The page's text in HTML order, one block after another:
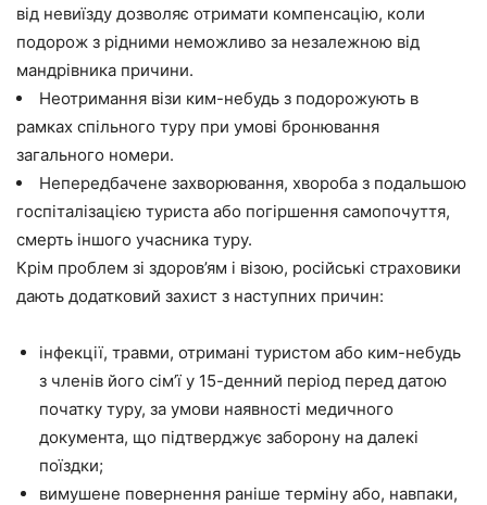
від невиїзду дозволяє отримати компенсацію, коли
подорож з рідними неможливо за незалежною від
мандрівника причини.
Неотримання візи ким-небудь з подорожують в
рамках спільного туру при умові бронювання
загального номери.
Непередбачене захворювання, хвороба з подальшою
госпіталізацією туриста або погіршення самопочуття,
смерть іншого учасника туру.
Крім проблем зі здоров’ям і візою, російські страховики
дають додатковий захист з наступних причин:
інфекції, травми, отримані туристом або ким-небудь
з членів його сім’ї у 15-денний період перед датою
початку туру, за умови наявності медичного
документа, що підтверджує заборону на далекі
поїздки;
вимушене повернення раніше терміну або, навпаки,